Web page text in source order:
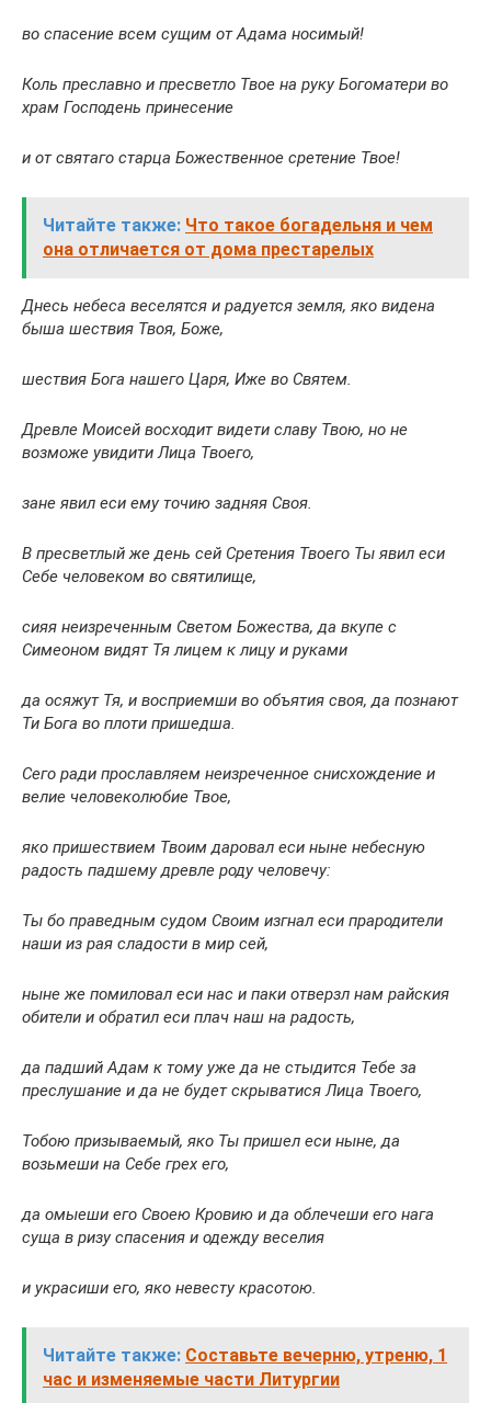
во спасение всем сущим от Адама носимый!
Коль преславно и пресветло Твое на руку Богоматери во
храм Господень принесение
и от святаго старца Божественное сретение Твое!
Читайте также: Что такое богадельня и чем
она отличается от дома престарелых
Днесь небеса веселятся и радуется земля, яко видена
быша шествия Твоя, Боже,
шествия Бога нашего Царя, Иже во Святем.
Древле Моисей восходит видети славу Твою, но не
возможе увидити Лица Твоего,
зане явил еси ему точию задняя Своя.
В пресветлый же день сей Сретения Твоего Ты явил еси
Себе человеком во святилище,
сияя неизреченным Светом Божества, да вкупе с
Симеоном видят Тя лицем к лицу и руками
да осяжут Тя, и восприемши во объятия своя, да познают
Ти Бога во плоти пришедша.
Сего ради прославляем неизреченное снисхождение и
велие человеколюбие Твое,
яко пришествием Твоим даровал еси ныне небесную
радость падшему древле роду человечу:
Ты бо праведным судом Своим изгнал еси прародители
наши из рая сладости в мир сей,
ныне же помиловал еси нас и паки отверзл нам райския
обители и обратил еси плач наш на радость,
да падший Адам к тому уже да не стыдится Тебе за
преслушание и да не будет скрыватися Лица Твоего,
Тобою призываемый, яко Ты пришел еси ныне, да
возьмеши на Себе грех его,
да омыеши его Своею Кровию и да облечеши его нага
суща в ризу спасения и одежду веселия
и украсиши его, яко невесту красотою.
Читайте также: Составьте вечерню, утреню, 1
час и изменяемые части Литургии